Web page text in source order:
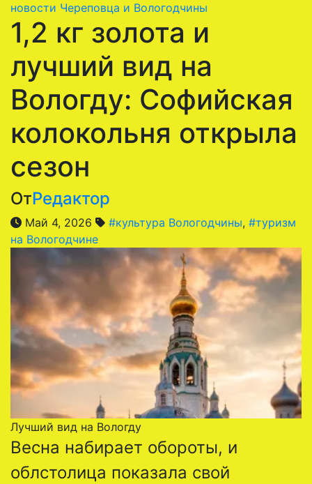
новости Череповца и Вологодчины
1,2 кг золота и
лучший вид на
Вологду: Софийская
колокольня открыла
сезон
ОтРедактор
Май 4, 2026 #культура Вологодчины, #туризм
на Вологодчине
Лучший вид на Вологду
Весна набирает обороты, и
облстолица показала свой